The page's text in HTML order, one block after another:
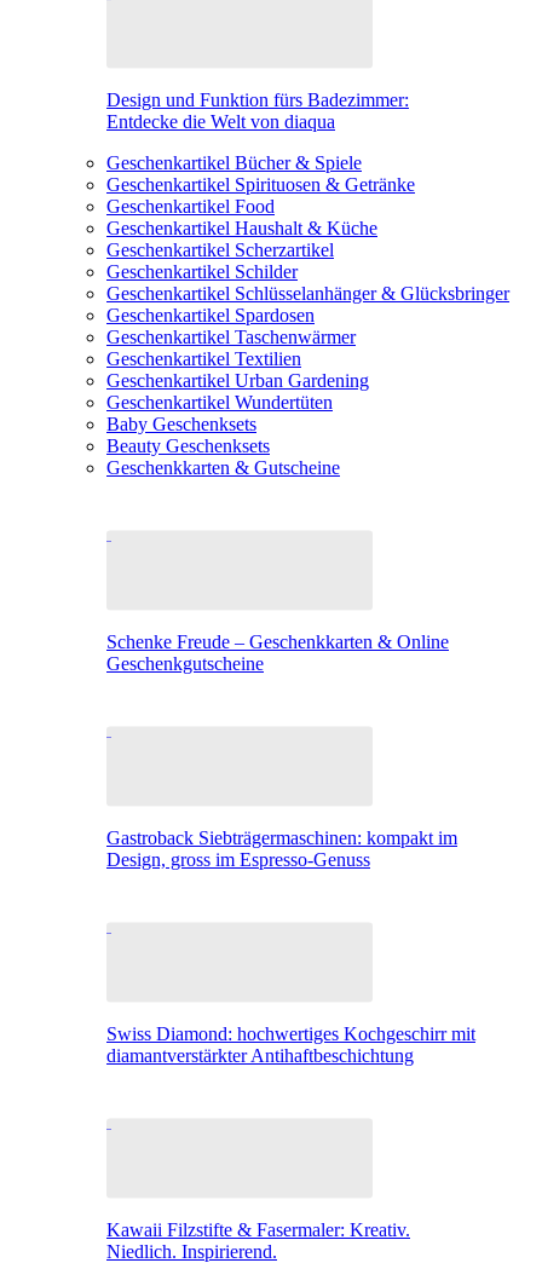
Design und Funktion fürs Badezimmer:
Entdecke die Welt von diaqua
Geschenkartikel Bücher & Spiele
Geschenkartikel Spirituosen & Getränke
Geschenkartikel Food
Geschenkartikel Haushalt & Küche
Geschenkartikel Scherzartikel
Geschenkartikel Schilder
Geschenkartikel Schlüsselanhänger & Glücksbringer
Geschenkartikel Spardosen
Geschenkartikel Taschenwärmer
Geschenkartikel Textilien
Geschenkartikel Urban Gardening
Geschenkartikel Wundertüten
Baby Geschenksets
Beauty Geschenksets
Geschenkkarten & Gutscheine
Schenke Freude – Geschenkkarten & Online
Geschenkgutscheine
Gastroback Siebträgermaschinen: kompakt im
Design, gross im Espresso-Genuss
Swiss Diamond: hochwertiges Kochgeschirr mit
diamantverstärkter Antihaftbeschichtung
Kawaii Filzstifte & Fasermaler: Kreativ.
Niedlich. Inspirierend.